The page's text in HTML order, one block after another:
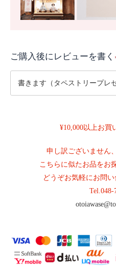
ご購入後にレビューを書く
¥10,000以上お買
申し訳ございません
こちらに似たお品をお
どうぞお気軽にお問い
Tel. 048-